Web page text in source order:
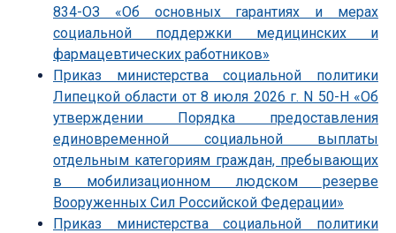
834-ОЗ «Об основных гарантиях и мерах
социальной поддержки медицинских и
фармацевтических работников»
Приказ министерства социальной политики
Липецкой области от 8 июля 2026 г. N 50-Н «Об
утверждении Порядка предоставления
единовременной социальной выплаты
отдельным категориям граждан, пребывающих
в мобилизационном людском резерве
Вооруженных Сил Российской Федерации»
Приказ министерства социальной политики